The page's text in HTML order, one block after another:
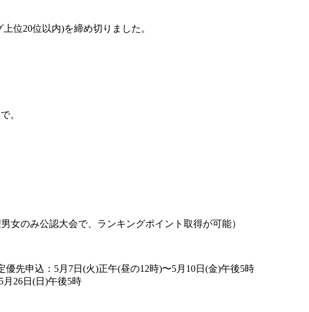
位20位以内)を締め切りました。
。
女のみ公認大会で、ランキングポイント取得が可能）
優先申込：5月7日(火)正午(昼の12時)〜5月10日(金)午後5時
月26日(日)午後5時